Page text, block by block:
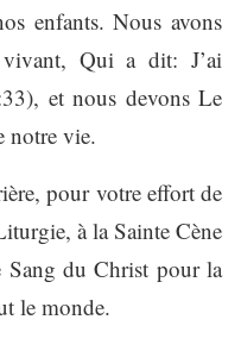
enfants. Nous avons
Qui a dit: J’ai
et nous devons Le
notre vie.
pour votre effort de
à la Sainte Cène
Sang du Christ pour la
le monde.